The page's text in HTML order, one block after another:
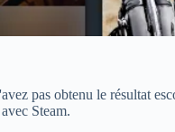
pas obtenu le résultat
Steam.